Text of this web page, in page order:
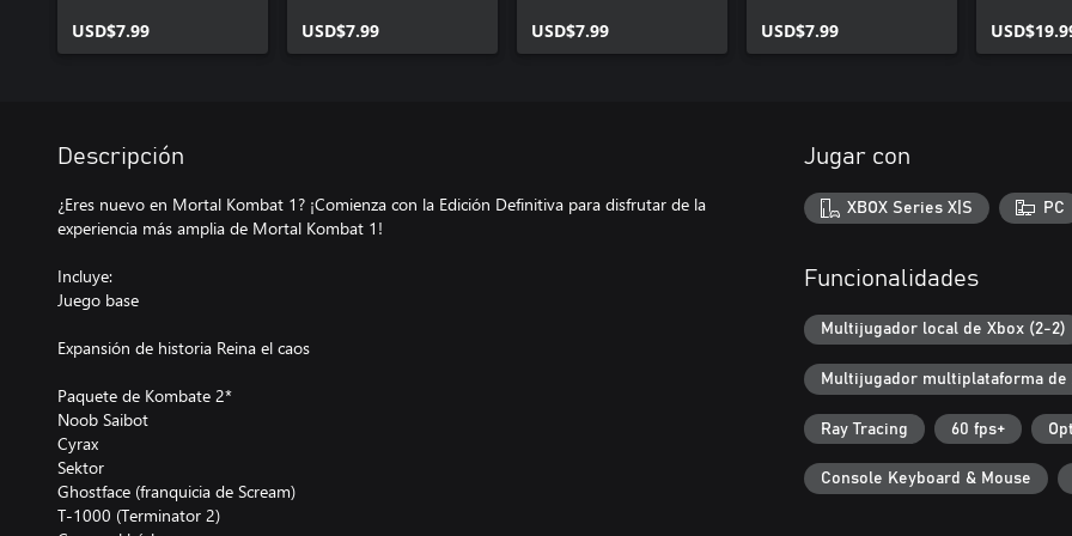
USD$7.99 USD$7.99 USD$7.99 USD$7.99
Descripción
¿Eres nuevo en Mortal Kombat 1? ¡Comienza con la Edición Definitiva para disfrutar de la
experiencia más amplia de Mortal Kombat 1!
Incluye:
Juego base
Expansión de historia Reina el caos
Paquete de Kombate 2*
Noob Saibot
Cyrax
Sektor
Ghostface (franquicia de Scream)
T-1000 (Terminator 2)
Jugar con
XBOX Series X|S PC
Funcionalidades
Multijugador local de Xbox (2-2)
Multijugador multiplataforma de
Ray Tracing 60 fps+
Console Keyboard & Mouse